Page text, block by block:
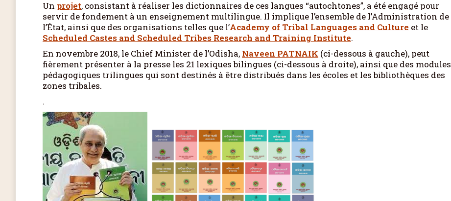
Un projet, consistant à réaliser les dictionnaires de ces langues “autochtones”, a été engagé pour
servir de fondement à un enseignement multilingue. Il implique l’ensemble de l’Administration de
l’État, ainsi que des organisations telles que l’Academy of Tribal Languages and Culture et le
Scheduled Castes and Scheduled Tribes Research and Training Institute.
En novembre 2018, le Chief Minister de l’Odisha, Naveen PATNAIK (ci-dessous à gauche), peut
fièrement présenter à la presse les 21 lexiques bilingues (ci-dessous à droite), ainsi que des modules
pédagogiques trilingues qui sont destinés à être distribués dans les écoles et les bibliothèques des
zones tribales.
.